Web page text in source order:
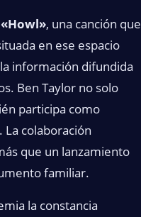
«Howl», una canción que
en ese espacio
información difundida
Ben Taylor no solo
participa como
colaboración
que un lanzamiento
familiar.
la constancia